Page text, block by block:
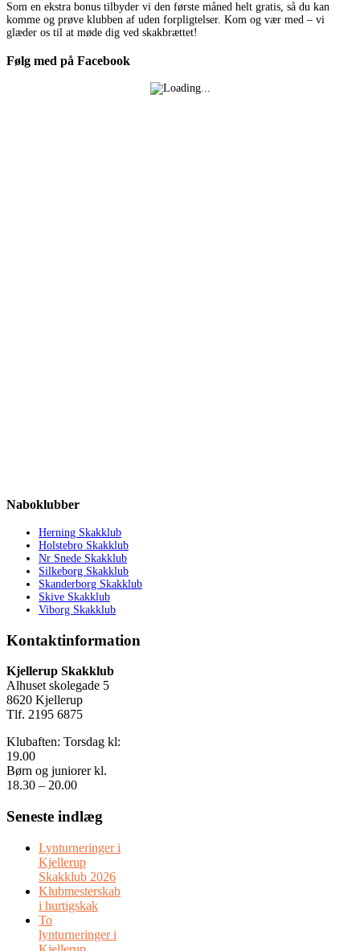
Som en ekstra bonus tilbyder vi den første måned helt gratis, så du kan
komme og prøve klubben af uden forpligtelser. Kom og vær med – vi
glæder os til at møde dig ved skakbrættet!
Følg med på Facebook
Naboklubber
Herning Skakklub
Holstebro Skakklub
Nr Snede Skakklub
Silkeborg Skakklub
Skanderborg Skakklub
Skive Skakklub
Viborg Skakklub
Kontaktinformation
Kjellerup Skakklub
Alhuset skolegade 5
8620 Kjellerup
Tlf. 2195 6875
Klubaften: Torsdag kl:
19.00
Børn og juniorer kl.
18.30 – 20.00
Seneste indlæg
Lynturneringer i
Kjellerup
Skakklub 2026
Klubmesterskab
i hurtigskak
To
lynturneringer i